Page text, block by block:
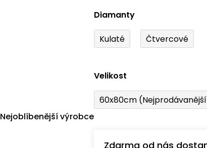
Diamanty
Kulaté Čtvercové
Velikost
60x80cm
Zdarma od nás
Nejoblíbenější výrobce